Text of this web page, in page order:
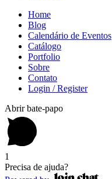
Home
Blog
Calendário de Eventos
Catálogo
Portfolio
Sobre
Contato
Login / Register
Abrir bate-papo
1
Precisa de ajuda?